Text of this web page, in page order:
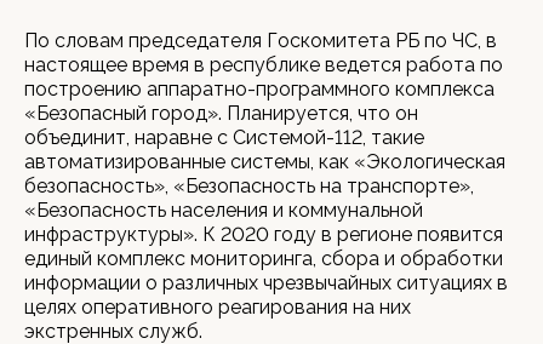
По словам председателя Госкомитета РБ по ЧС, в
настоящее время в республике ведется работа по
построению аппаратно-программного комплекса
«Безопасный город». Планируется, что он
объединит, наравне с Системой-112, такие
автоматизированные системы, как «Экологическая
безопасность», «Безопасность на транспорте»,
«Безопасность населения и коммунальной
инфраструктуры». К 2020 году в регионе появится
единый комплекс мониторинга, сбора и обработки
информации о различных чрезвычайных ситуациях в
целях оперативного реагирования на них
экстренных служб.